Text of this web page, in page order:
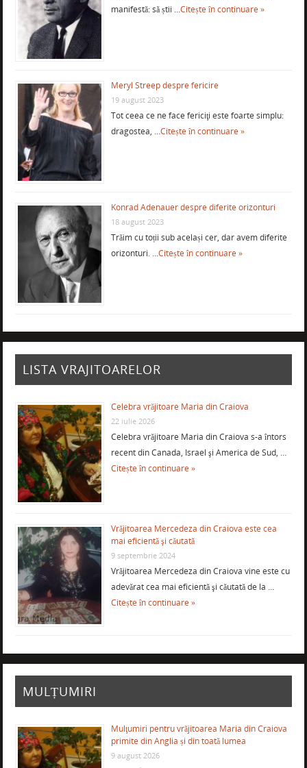
manifestă: să știi …Citește în continuare »
Meryl Streep despre fericire
19 august 2023
Tot ceea ce ne face fericiţi este foarte simplu:
dragostea, …Citește în continuare »
Konrad Adenauer despre diferite orizonturi
18 august 2023
Trăim cu toții sub același cer, dar avem diferite
orizonturi. …Citește în continuare »
LISTA VRAJITOARELOR
Celebra vrăjitoare Maria din Craiova
22 iulie 2026
Celebra vrăjitoare Maria din Craiova s-a întors
recent din Canada, Israel şi America de Sud, …
Citește în continuare »
Vrăjitoarea Mercedeza din Craiova este cea
mai eficientă şi căutată
9 septembrie 2024
Vrăjitoarea Mercedeza din Craiova vine este cu
adevărat cea mai eficientă şi căutată de la …
Citește în continuare »
MULȚUMIRI
Mulţumiri pentru vrăjitoarea Maria din Craiova
primite din Anglia și din toată lumea
9 august 2026